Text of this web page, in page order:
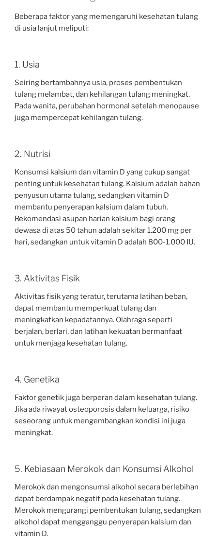
Beberapa faktor yang memengaruhi kesehatan tulang
di usia lanjut meliputi:
1. Usia
Seiring bertambahnya usia, proses pembentukan
tulang melambat, dan kehilangan tulang meningkat.
Pada wanita, perubahan hormonal setelah menopause
juga mempercepat kehilangan tulang.
2. Nutrisi
Konsumsi kalsium dan vitamin D yang cukup sangat
penting untuk kesehatan tulang. Kalsium adalah bahan
penyusun utama tulang, sedangkan vitamin D
membantu penyerapan kalsium dalam tubuh.
Rekomendasi asupan harian kalsium bagi orang
dewasa di atas 50 tahun adalah sekitar 1.200 mg per
hari, sedangkan untuk vitamin D adalah 800-1.000 IU.
3. Aktivitas Fisik
Aktivitas fisik yang teratur, terutama latihan beban,
dapat membantu memperkuat tulang dan
meningkatkan kepadatannya. Olahraga seperti
berjalan, berlari, dan latihan kekuatan bermanfaat
untuk menjaga kesehatan tulang.
4. Genetika
Faktor genetik juga berperan dalam kesehatan tulang.
Jika ada riwayat osteoporosis dalam keluarga, risiko
seseorang untuk mengembangkan kondisi ini juga
meningkat.
5. Kebiasaan Merokok dan Konsumsi Alkohol
Merokok dan mengonsumsi alkohol secara berlebihan
dapat berdampak negatif pada kesehatan tulang.
Merokok mengurangi pembentukan tulang, sedangkan
alkohol dapat mengganggu penyerapan kalsium dan
vitamin D.